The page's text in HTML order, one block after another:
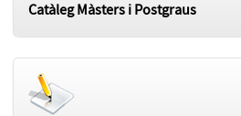
Catàleg Màsters i Postgraus